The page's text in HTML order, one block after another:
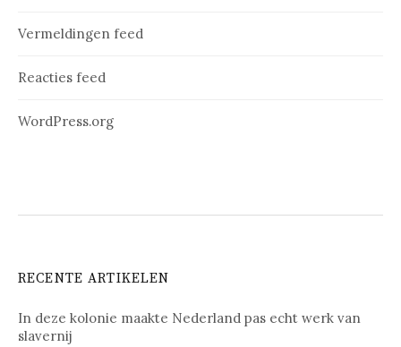
Vermeldingen feed
Reacties feed
WordPress.org
RECENTE ARTIKELEN
In deze kolonie maakte Nederland pas echt werk van
slavernij